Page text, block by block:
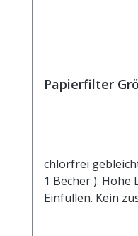
Papierfilter
chlorfrei gebleicht Für bis zu 0,3 Liter
1 Becher ). Hohe
Einfüllen. Kein